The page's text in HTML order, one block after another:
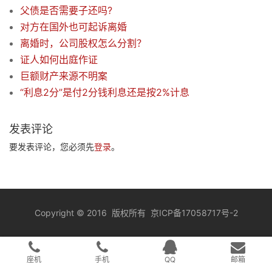
父债是否需要子还吗?
对方在国外也可起诉离婚
离婚时，公司股权怎么分割？
证人如何出庭作证
巨额财产来源不明案
“利息2分”是付2分钱利息还是按2%计息
发表评论
要发表评论，您必须先登录。
Copyright © 2016 版权所有 京ICP备17058717号-2
座机 手机 QQ 邮箱